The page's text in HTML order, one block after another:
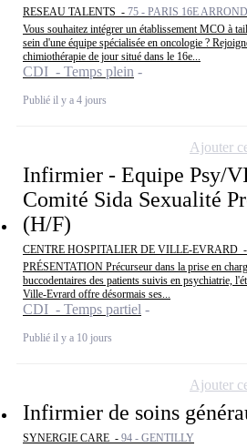
RESEAU TALENTS - 75 - PARIS 16E
Vous souhaitez intégrer un établissement MCO à
sein d'une équipe spécialisée en oncologie ?
chimiothérapie de jour situé dans le 16e...
CDI - Temps plein
Publié il y a 4 jours
Infirmier - Equipe Psy/
Comité Sida Sexualité
(H/F)
CENTRE HOSPITALIER DE VILLE-EVRARD -
PRÉSENTATION Précurseur dans la prise en
buccodentaires des patients suivis en psychiatrie,
Ville-Evrard offre désormais ses...
CDI - Temps partiel
Publié il y a 10 jours
Ajouter
Infirmier de soins
SYNERGIE CARE - 94 - GENTILLY
Ajouter